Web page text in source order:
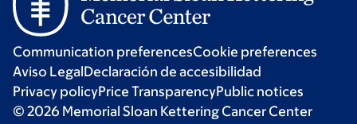
Communication preferencesCookie preferences
Aviso LegalDeclaración de accesibilidad
Privacy policyPrice TransparencyPublic notices
© 2026 Memorial Sloan Kettering Cancer Center